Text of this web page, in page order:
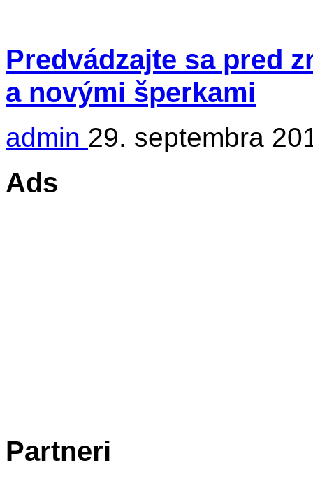
Predvádzajte sa pred
a novými šperkami
admin 29. septembra
Ads
Partneri